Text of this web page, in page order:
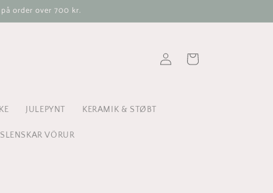
order over 700 kr.
JULEPYNT KERAMIK & STØBT
VÖRUR
ind
Indkøbskurv